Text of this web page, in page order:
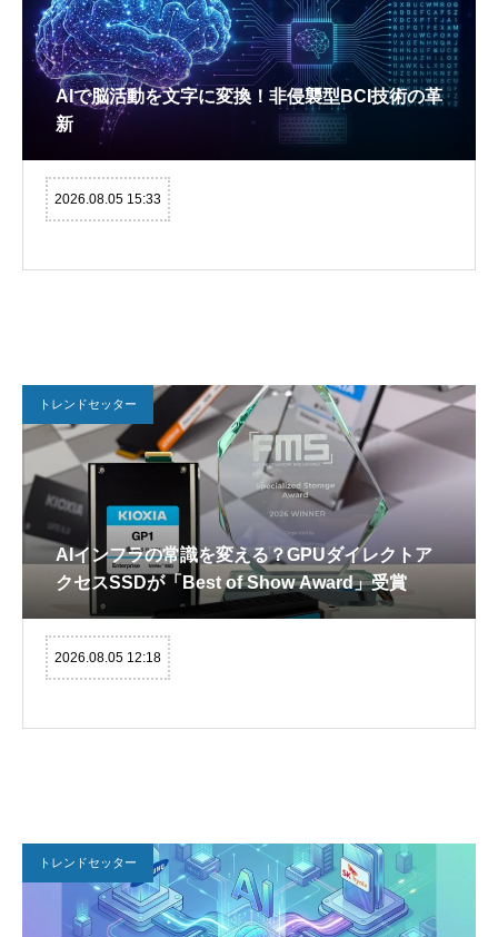
AIで脳活動を文字に変換！非侵襲型BCI技術の革
新
2026.08.05 15:33
トレンドセッター
AIインフラの常識を変える？GPUダイレクトア
クセスSSDが「Best of Show Award」受賞
2026.08.05 12:18
トレンドセッター